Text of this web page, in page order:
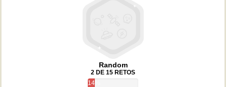
Random
2 DE 15 RETOS
14%